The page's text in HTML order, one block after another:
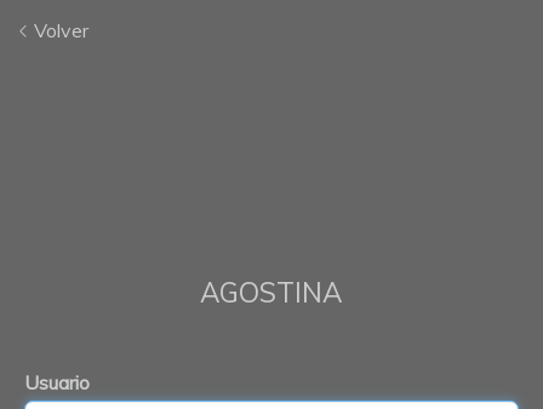
Volver
AGOSTINA
Usuario